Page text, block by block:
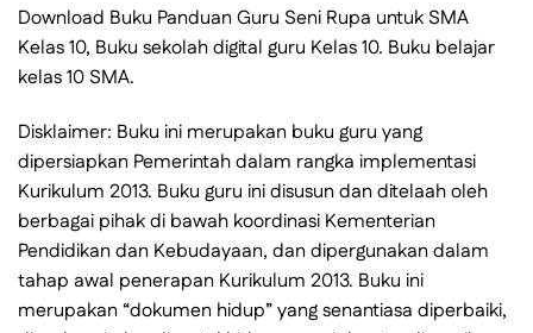
Download Buku Panduan Guru Seni Rupa untuk SMA
Kelas 10, Buku sekolah digital guru Kelas 10. Buku belajar
kelas 10 SMA.
Disklaimer: Buku ini merupakan buku guru yang
dipersiapkan Pemerintah dalam rangka implementasi
Kurikulum 2013. Buku guru ini disusun dan ditelaah oleh
berbagai pihak di bawah koordinasi Kementerian
Pendidikan dan Kebudayaan, dan dipergunakan dalam
tahap awal penerapan Kurikulum 2013. Buku ini
merupakan “dokumen hidup” yang senantiasa diperbaiki,